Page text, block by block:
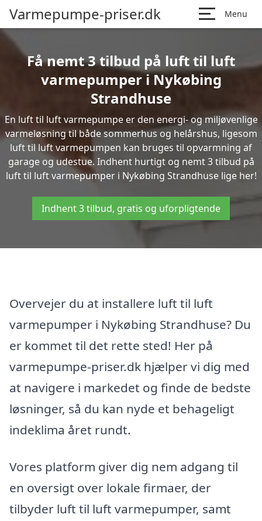
Varmepumpe-priser.dk Menu
Få nemt 3 tilbud på luft til luft
varmepumper i Nykøbing
Strandhuse
En luft til luft varmepumpe er den energi- og miljøvenlige
varmeløsning til både sommerhus og helårshus, ligesom
luft til luft varmepumpen kan bruges til opvarmning af
garage og udestue. Indhent hurtigt og nemt 3 tilbud på
luft til luft varmepumper i Nykøbing Strandhuse lige her!
Indhent 3 tilbud, gratis og uforpligtende
Overvejer du at installere luft til luft
varmepumper i Nykøbing Strandhuse? Du
er kommet til det rette sted! Her på
varmepumpe-priser.dk hjælper vi dig med
at navigere i markedet og finde de bedste
løsninger, så du kan nyde et behageligt
indeklima året rundt.
Vores platform giver dig nem adgang til
en oversigt over lokale firmaer, der
tilbyder luft til luft varmepumper, samt